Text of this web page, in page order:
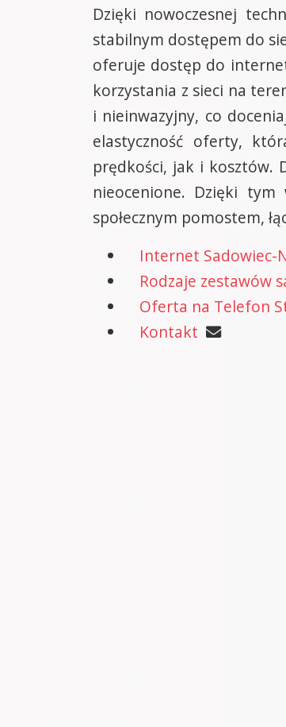
Dzięki nowoczesnej
stabilnym dostępem do
oferuje dostęp do
korzystania z sieci na
i nieinwazyjny, co
elastyczność oferty,
prędkości, jak i kosztów.
nieocenione. Dzięki
społecznym pomostem,
Internet Sadowiec-
Rodzaje zestawów
Oferta na Telefon
Kontakt